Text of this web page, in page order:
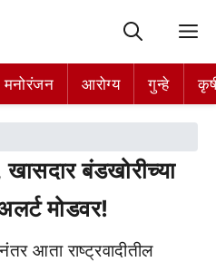
मनोरंजन आरोग्य गुन्हे
खासदार बंडखोरीच्या
मोडवर!
आता राष्ट्रवादीतील